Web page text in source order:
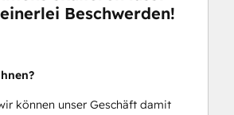
Beschwerden!
können unser Geschäft damit